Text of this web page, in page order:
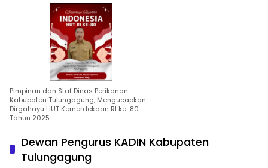
Pimpinan dan Staf Dinas Perikanan
Kabupaten Tulungagung, Mengucapkan:
Dirgahayu HUT Kemerdekaan RI ke-80
Tahun 2025
Dewan Pengurus KADIN Kabupaten
Tulungagung